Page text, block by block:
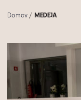
Domov / MEDEJA